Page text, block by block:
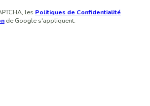
les Politiques de Confidentialité
de Google s'appliquent.